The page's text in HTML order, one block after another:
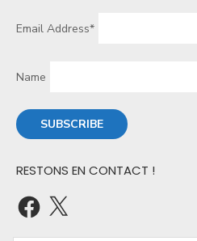
Email Address*
Name
RESTONS EN CONTACT !